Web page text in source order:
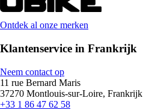
Ontdek al onze merken
Klantenservice in Frankrijk
Neem contact op
11 rue Bernard Maris
37270 Montlouis-sur-Loire, Frankrijk
+33 1 86 47 62 58